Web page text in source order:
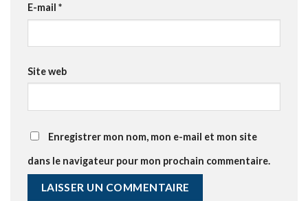
E-mail *
Site web
Enregistrer mon nom, mon e-mail et mon site
dans le navigateur pour mon prochain commentaire.